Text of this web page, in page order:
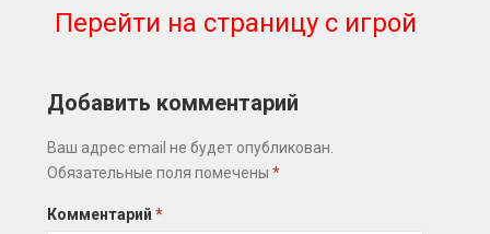
Перейти на страницу с игрой
Добавить комментарий
Ваш адрес email не будет опубликован.
Обязательные поля помечены*
Комментарий*